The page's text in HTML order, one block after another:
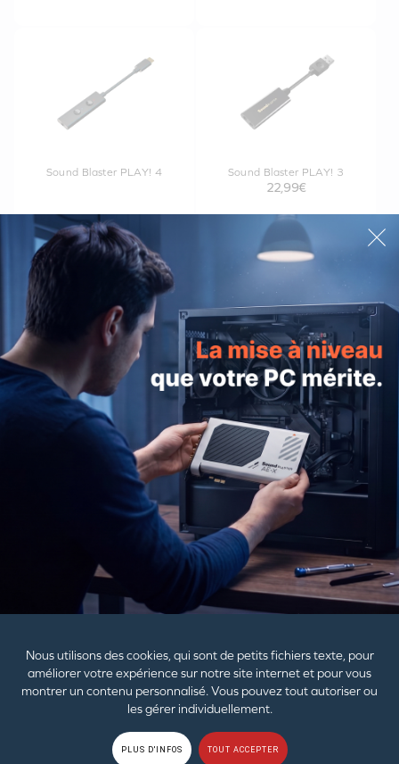
Nous utilisons des cookies, qui sont de petits fichiers texte, pour
améliorer votre expérience sur notre site internet et pour vous
montrer un contenu personnalisé. Vous pouvez tout autoriser ou
les gérer individuellement.
PLUS D'INFOS TOUT ACCEPTER
Sound Blaster PLAY! 4 Sound Blaster PLAY! 3
22,99€
Creative Live! Audio A3
129,99€
Les papiers et emballages plastiques doivent être séparés
des autres déchets.
Creative Technology Ltd. Tous droits réservés.